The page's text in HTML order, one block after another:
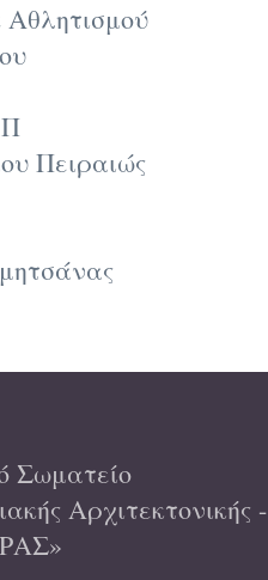
Πειραιώς
Σωματείο
Αρχιτεκτονικής -